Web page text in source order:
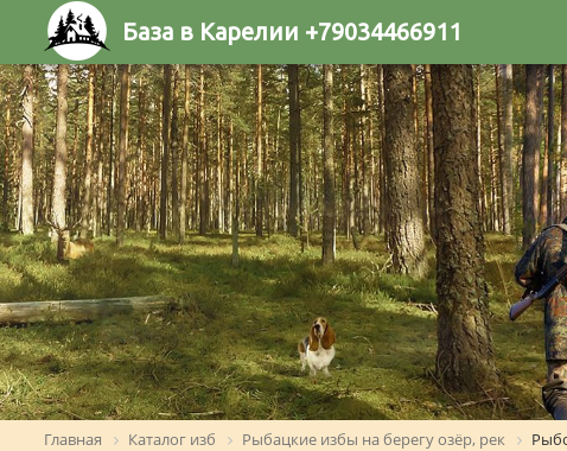
База в Карелии +79034466911
Главная Каталог изб Рыбацкие избы на берегу озёр, рек